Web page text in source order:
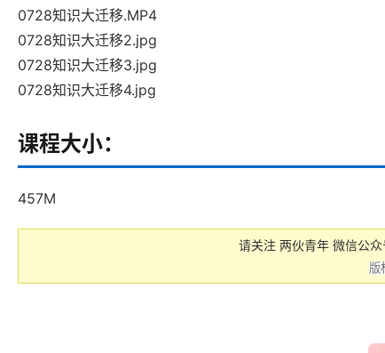
0728知识大迁移.MP4
0728知识大迁移2.jpg
0728知识大迁移3.jpg
0728知识大迁移4.jpg
课程大小：
457M
请关注 两伙青年 微信公